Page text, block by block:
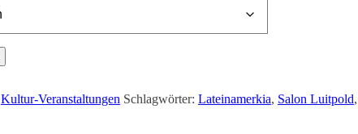
Kultur-Veranstaltungen Schlagwörter: Lateinamerkia, Salon Luitpold,